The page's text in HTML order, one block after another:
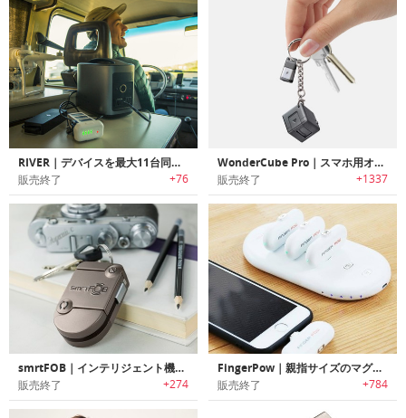
RIVER｜デバイスを最大11台同時に充電可能なパワフルモバイルパワーステーション「リバー」
販売終了 +76
WonderCube Pro｜スマホ用オールインワンアクセサリーキューブ「ワンダーキューブプロ」
販売終了 +1337
smrtFOB｜インテリジェント機能搭載モジュラースマートワイヤレスチャージャー 「スマートフォブ」
販売終了 +274
FingerPow｜親指サイズのマグネットチャージングシステム「フィンガーポウ」
販売終了 +784